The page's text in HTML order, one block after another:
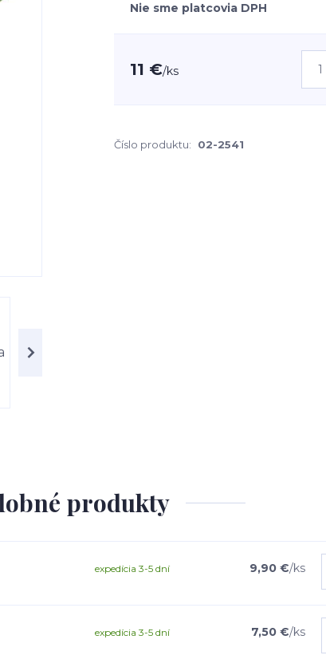
Nie sme platcovia DPH
11 €/ks
Číslo produktu: 02-2541
produkty
9,90 €/ks
expedícia 3-5 dní
7,50 €/ks
expedícia 3-5 dní